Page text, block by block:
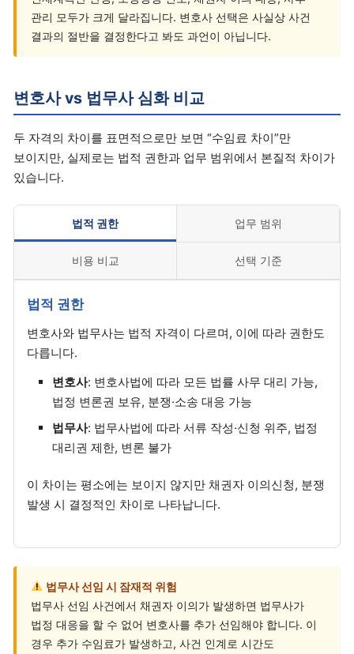
관리 모두가 크게 달라집니다. 변호사 선택은 사실상 사건
결과의 절반을 결정한다고 봐도 과언이 아닙니다.
변호사 vs 법무사 심화 비교
두 자격의 차이를 표면적으로만 보면 “수임료 차이”만
보이지만, 실제로는 법적 권한과 업무 범위에서 본질적 차이가
있습니다.
법적 권한 업무 범위
비용 비교 선택 기준
법적 권한
변호사와 법무사는 법적 자격이 다르며, 이에 따라 권한도
다릅니다.
변호사: 변호사법에 따라 모든 법률 사무 대리 가능,
법정 변론권 보유, 분쟁·소송 대응 가능
법무사: 법무사법에 따라 서류 작성·신청 위주, 법정
대리권 제한, 변론 불가
이 차이는 평소에는 보이지 않지만 채권자 이의신청, 분쟁
발생 시 결정적인 차이로 나타납니다.
법무사 선임 시 잠재적 위험
법무사 선임 사건에서 채권자 이의가 발생하면 법무사가
법정 대응을 할 수 없어 변호사를 추가 선임해야 합니다. 이
경우 추가 수임료가 발생하고, 사건 인계로 시간도